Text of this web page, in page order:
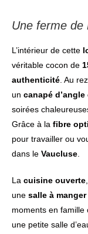
Une ferme de
L’intérieur de cette
véritable cocon de
authenticité. Au
un canapé
soirées
Grâce à la fibre
pour travailler ou
dans le Vaucluse.
La cuisine ouverte
une salle à
moments en famille
une petite salle